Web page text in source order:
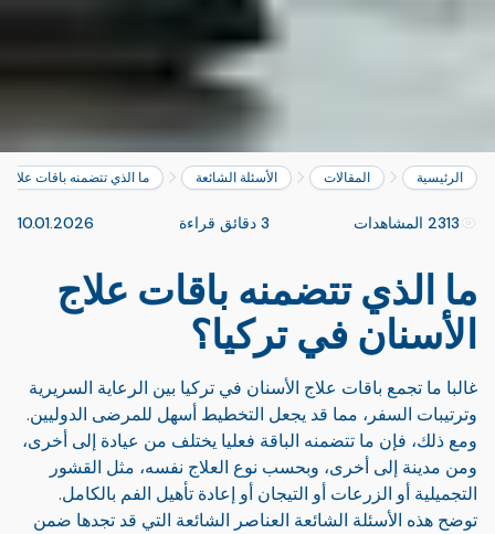
الرئيسية المقالات الأسئلة الشائعة ما الذي تتضمنه باقات علاج
2313 المشاهدات 3 دقائق قراءة 10.01.2026
ما الذي تتضمنه باقات علاج
الأسنان في تركيا؟
غالبا ما تجمع باقات علاج الأسنان في تركيا بين الرعاية السريرية
وترتيبات السفر، مما قد يجعل التخطيط أسهل للمرضى الدوليين.
ومع ذلك، فإن ما تتضمنه الباقة فعليا يختلف من عيادة إلى أخرى،
ومن مدينة إلى أخرى، وبحسب نوع العلاج نفسه، مثل القشور
التجميلية أو الزرعات أو التيجان أو إعادة تأهيل الفم بالكامل.
توضح هذه الأسئلة الشائعة العناصر الشائعة التي قد تجدها ضمن